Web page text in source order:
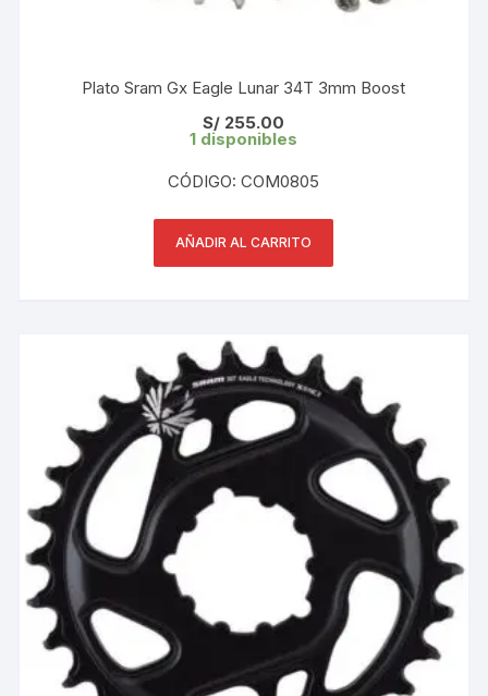
Plato Sram Gx Eagle Lunar 34T 3mm Boost
S/ 255.00
1 disponibles
CÓDIGO: COM0805
AÑADIR AL CARRITO